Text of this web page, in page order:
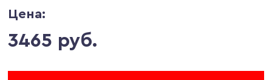
Цена:
3465 руб.